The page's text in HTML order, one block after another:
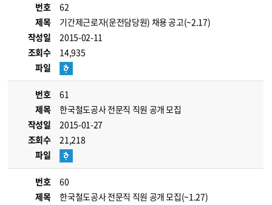
번호
62
제목
기간제근로자(운전담당원) 채용 공고(~2.17)
작성일
2015-02-11
조회수
14,935
파일
번호
61
제목
한국철도공사 전문직 직원 공개 모집
작성일
2015-01-27
조회수
21,218
파일
번호
60
제목
한국철도공사 전문직 직원 공개 모집(~1.27)